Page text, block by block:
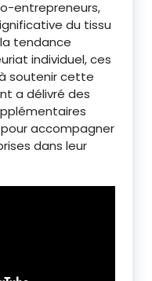
entrepreneurs,
du tissu
tendance
individuel, ces
soutenir cette
a délivré des
accompagner
dans leur